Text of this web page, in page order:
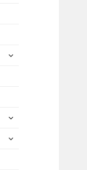
expandir
expandir
expandir